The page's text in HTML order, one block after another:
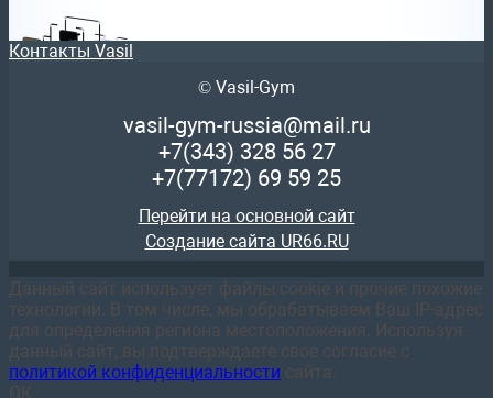
Тренажер Ильясова «ТЕЛЕЖКА» модернизированный
Реабилитационный
Кроссовер на базе блочной рамы (стек 2х90 кг) Sabirgym
реабилитация s-dostavka
198 657 руб.
Контакты Vasil
© Vasil-Gym
vasil-gym-russia@mail.ru
+7(343) 328 56 27
+7(77172) 69 59 25
Перейти на основной сайт
Создание сайта UR66.RU
Данный сайт использует файлы cookie и прочие похожие
технологии. В том числе, мы обрабатываем Ваш IP-адрес
для определения региона местоположения. Используя
данный сайт, вы подтверждаете свое согласие с
политикой конфиденциальности сайта.
ОК